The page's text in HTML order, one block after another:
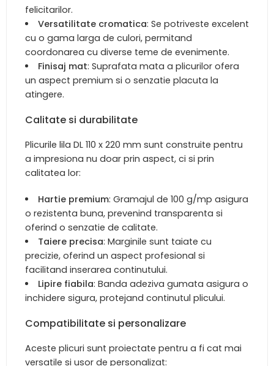
felicitarilor.
Versatilitate cromatica: Se potriveste excelent
cu o gama larga de culori, permitand
coordonarea cu diverse teme de evenimente.
Finisaj mat: Suprafata mata a plicurilor ofera
un aspect premium si o senzatie placuta la
atingere.
Calitate si durabilitate
Plicurile lila DL 110 x 220 mm sunt construite pentru
a impresiona nu doar prin aspect, ci si prin
calitatea lor:
Hartie premium: Gramajul de 100 g/mp asigura
o rezistenta buna, prevenind transparenta si
oferind o senzatie de calitate.
Taiere precisa: Marginile sunt taiate cu
precizie, oferind un aspect profesional si
facilitand inserarea continutului.
Lipire fiabila: Banda adeziva gumata asigura o
inchidere sigura, protejand continutul plicului.
Compatibilitate si personalizare
Aceste plicuri sunt proiectate pentru a fi cat mai
versatile si usor de personalizat: